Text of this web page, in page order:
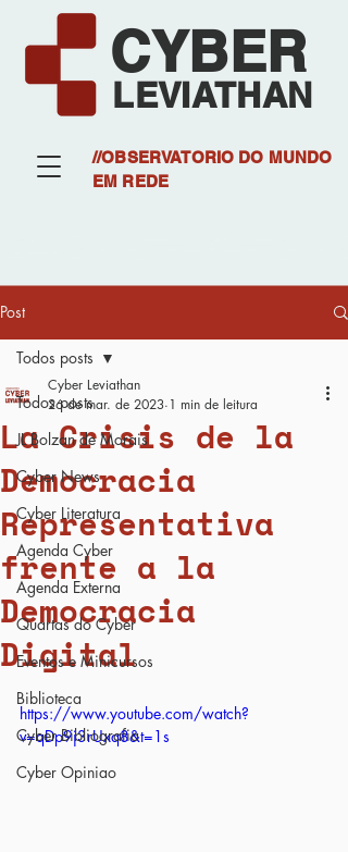
CYBER
LEVIATHAN
//OBSERVATORIO DO MUNDO
EM REDE
Post
Todos posts
JL Bolzan de Morais
Cyber News
Cyber Literatura
Agenda Cyber
Agenda Externa
Quartas do Cyber
Eventos e Minicursos
Biblioteca
Cyber Bibliografia
Cyber Opiniao
Todos posts
La Crisis de la
Democracia
Representativa
frente a la
Democracia
Digital
Cyber Leviathan
26 de mar. de 2023 1 min de leitura
https://www.youtube.com/watch?
v=qDp9j3rUxq8&t=1s